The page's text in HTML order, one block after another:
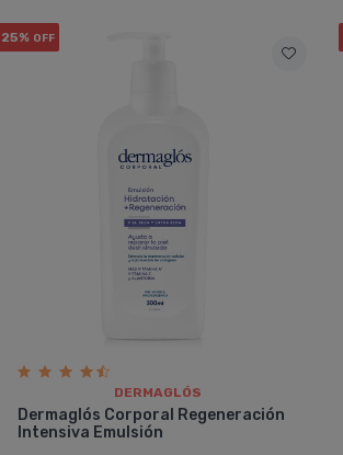
25% OFF
DERMAGLÓS
Dermaglós Corporal Regeneración
Intensiva Emulsión